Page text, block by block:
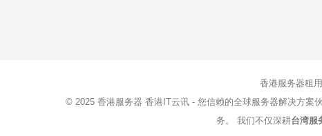
香港服务器租用
© 2025 香港服务器 香港IT云讯 - 您信赖的全球服务器解决方案
务。 我们不仅深耕台湾服